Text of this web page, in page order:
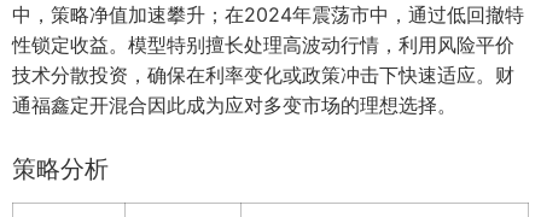
中，策略净值加速攀升；在2024年震荡市中，通过低回撤特
性锁定收益。模型特别擅长处理高波动行情，利用风险平价
技术分散投资，确保在利率变化或政策冲击下快速适应。财
通福鑫定开混合因此成为应对多变市场的理想选择。
策略分析